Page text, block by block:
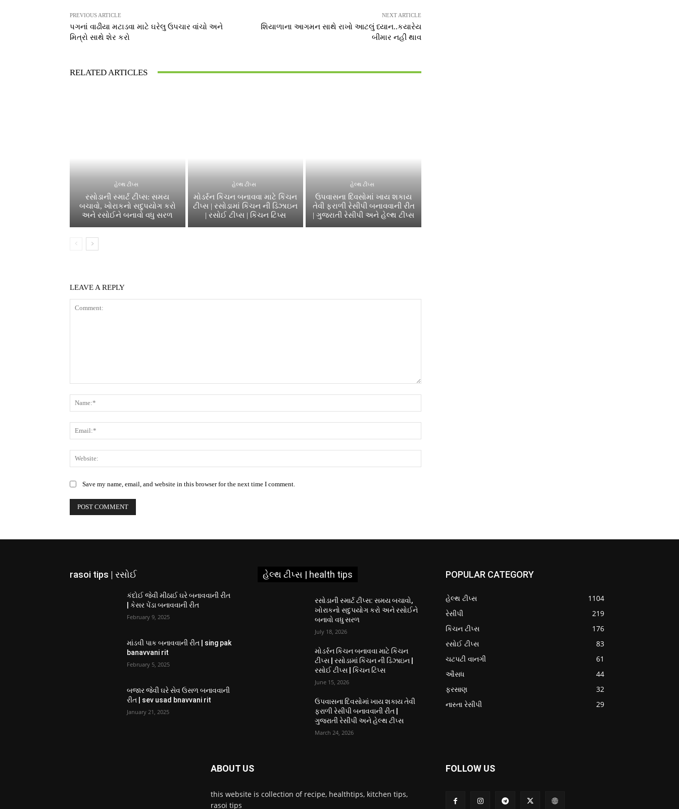
PREVIOUS ARTICLE
પગનાં વાઢીયા મટાડવા માટે ઘરેલુ ઉપચાર વાંચો અને
મિત્રો સાથે શેર કરો
NEXT ARTICLE
શિયાળાના આગમન સાથે રાખો આટલું ધ્યાન..કયારેય
બીમાર નહીં થાવ
RELATED ARTICLES
હેલ્થ ટીપ્સ
રસોડાની સ્માર્ટ ટીપ્સ: સમય
બચાવો, ખોરાકનો સદુપયોગ કરો
અને રસોઈને બનાવો વધુ સરળ
હેલ્થ ટીપ્સ
મોડર્રન કિચન બનાવવા માટે કિચન
ટીપ્સ | રસોડામાં કિચન ની ડિઝાઇન
| રસોઈ ટીપ્સ | કિચન ટિપ્સ
હેલ્થ ટીપ્સ
ઉપવાસના દિવસોમાં ખાય શકાય
તેવી ફરાળી રેસીપી બનાવવાની રીત
| ગુજરાતી રેસીપી અને હેલ્થ ટીપ્સ
LEAVE A REPLY
Save my name, email, and website in this browser for the next time I comment.
rasoi tips | રસોઈ
કંદોઈ જેવી મીઠાઈ ઘરે બનાવવાની રીત
| કેસર પેંડા બનાવવાની રીત
February 9, 2025
માંડવી પાક બનાવવાની રીત | sing pak
banavvani rit
February 5, 2025
બજાર જેવી ઘરે સેવ ઉસળ બનાવવાની
રીત | sev usad bnavvani rit
January 21, 2025
હેલ્થ ટીપ્સ | health tips
રસોડાની સ્માર્ટ ટીપ્સ: સમય બચાવો,
ખોરાકનો સદુપયોગ કરો અને રસોઈને
બનાવો વધુ સરળ
July 18, 2026
મોડર્રન કિચન બનાવવા માટે કિચન
ટીપ્સ | રસોડામાં કિચન ની ડિઝાઇન |
રસોઈ ટીપ્સ | કિચન ટિપ્સ
June 15, 2026
ઉપવાસના દિવસોમાં ખાય શકાય તેવી
ફરાળી રેસીપી બનાવવાની રીત |
ગુજરાતી રેસીપી અને હેલ્થ ટીપ્સ
March 24, 2026
POPULAR CATEGORY
હેલ્થ ટીપ્સ
1104
રેસીપી
219
કિચન ટીપ્સ
176
રસોઈ ટીપ્સ
83
ચટપટી વાનગી
61
ઔસધ
44
ફરસાણ
32
નાસ્તા રેસીપી
29
ABOUT US
this website is collection of recipe, healthtips, kitchen tips,
rasoi tips
FOLLOW US